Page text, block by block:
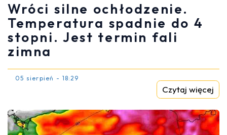
Wróci silne ochłodzenie.
Temperatura spadnie do 4
stopni. Jest termin fali
zimna
05 sierpień - 18:29
Czytaj więcej